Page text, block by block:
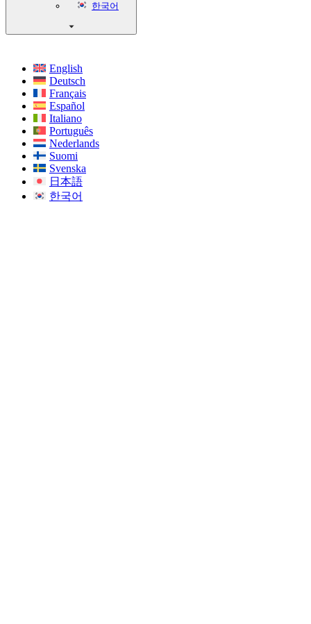
한국어
English
Deutsch
Français
Español
Italiano
Português
Nederlands
Suomi
Svenska
日本語
한국어